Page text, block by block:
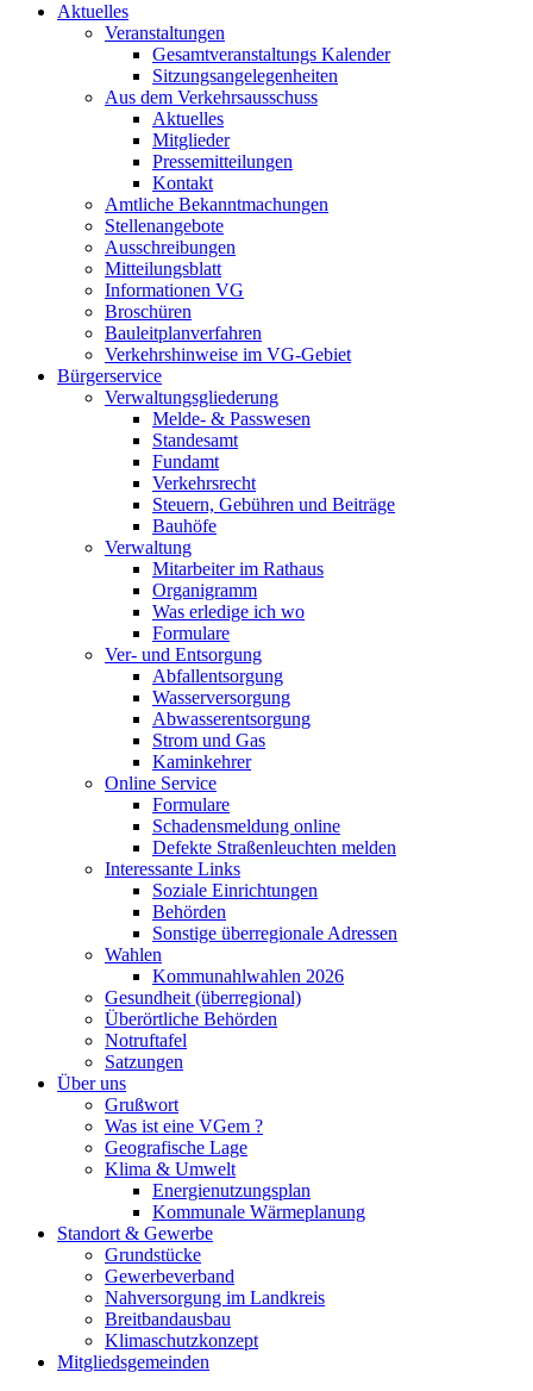
Aktuelles
Veranstaltungen
Gesamtveranstaltungs Kalender
Sitzungsangelegenheiten
Aus dem Verkehrsausschuss
Aktuelles
Mitglieder
Pressemitteilungen
Kontakt
Amtliche Bekanntmachungen
Stellenangebote
Ausschreibungen
Mitteilungsblatt
Informationen VG
Broschüren
Bauleitplanverfahren
Verkehrshinweise im VG-Gebiet
Bürgerservice
Verwaltungsgliederung
Melde- & Passwesen
Standesamt
Fundamt
Verkehrsrecht
Steuern, Gebühren und Beiträge
Bauhöfe
Verwaltung
Mitarbeiter im Rathaus
Organigramm
Was erledige ich wo
Formulare
Ver- und Entsorgung
Abfallentsorgung
Wasserversorgung
Abwasserentsorgung
Strom und Gas
Kaminkehrer
Online Service
Formulare
Schadensmeldung online
Defekte Straßenleuchten melden
Interessante Links
Soziale Einrichtungen
Behörden
Sonstige überregionale Adressen
Wahlen
Kommunahlwahlen 2026
Gesundheit (überregional)
Überörtliche Behörden
Notruftafel
Satzungen
Über uns
Grußwort
Was ist eine VGem ?
Geografische Lage
Klima & Umwelt
Energienutzungsplan
Kommunale Wärmeplanung
Standort & Gewerbe
Grundstücke
Gewerbeverband
Nahversorgung im Landkreis
Breitbandausbau
Klimaschutzkonzept
Mitgliedsgemeinden